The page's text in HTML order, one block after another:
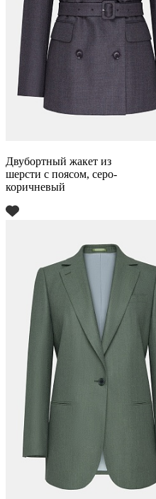
Двубортный жакет из
шерсти с поясом, серо-
коричневый